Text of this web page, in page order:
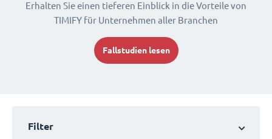
Erhalten Sie einen tieferen Einblick in die Vorteile von
TIMIFY für Unternehmen aller Branchen
Fallstudien lesen
Filter